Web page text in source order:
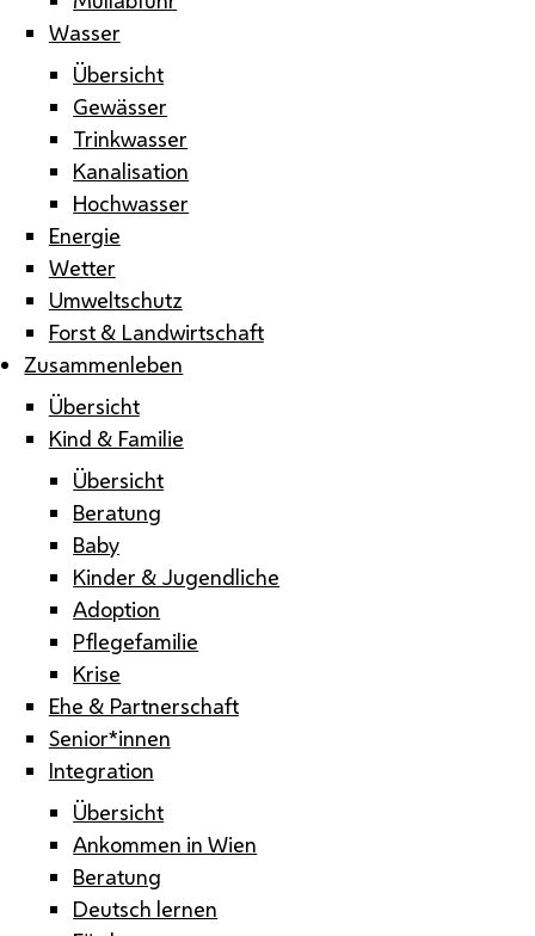
Wasser
Übersicht
Gewässer
Trinkwasser
Kanalisation
Hochwasser
Energie
Wetter
Umweltschutz
Forst & Landwirtschaft
Zusammenleben
Übersicht
Kind & Familie
Übersicht
Beratung
Baby
Kinder & Jugendliche
Adoption
Pflegefamilie
Krise
Ehe & Partnerschaft
Senior*innen
Integration
Übersicht
Ankommen in Wien
Beratung
Deutsch lernen